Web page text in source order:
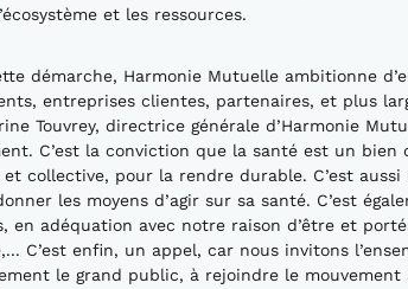
et les ressources.
démarche, Harmonie Mutuelle ambitionne
entreprises clientes, partenaires, et plus
Touvrey, directrice générale d’Harmonie
C’est la conviction que la santé est un
collective, pour la rendre durable. C’est
les moyens d’agir sur sa santé. C’est
en adéquation avec notre raison d’être et
C’est enfin, un appel, car nous invitons
le grand public, à rejoindre le